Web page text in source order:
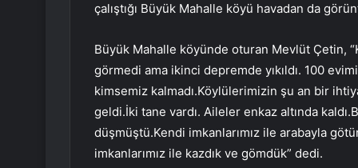
çalıştığı Büyük Mahalle köyü havadan da
Büyük Mahalle köyünde oturan Mevlüt Çetin,
görmedi ama ikinci depremde yıkıldı. 100
kimsemiz kalmadı.Köylülerimizin şu an bir
geldi.İki tane vardı. Aileler enkaz altında
düşmüştü.Kendi imkanlarımız ile arabayla
imkanlarımız ile kazdık ve gömdük” dedi.